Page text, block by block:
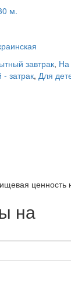
м.
завтрак, На
затрак, Для
ценность
на